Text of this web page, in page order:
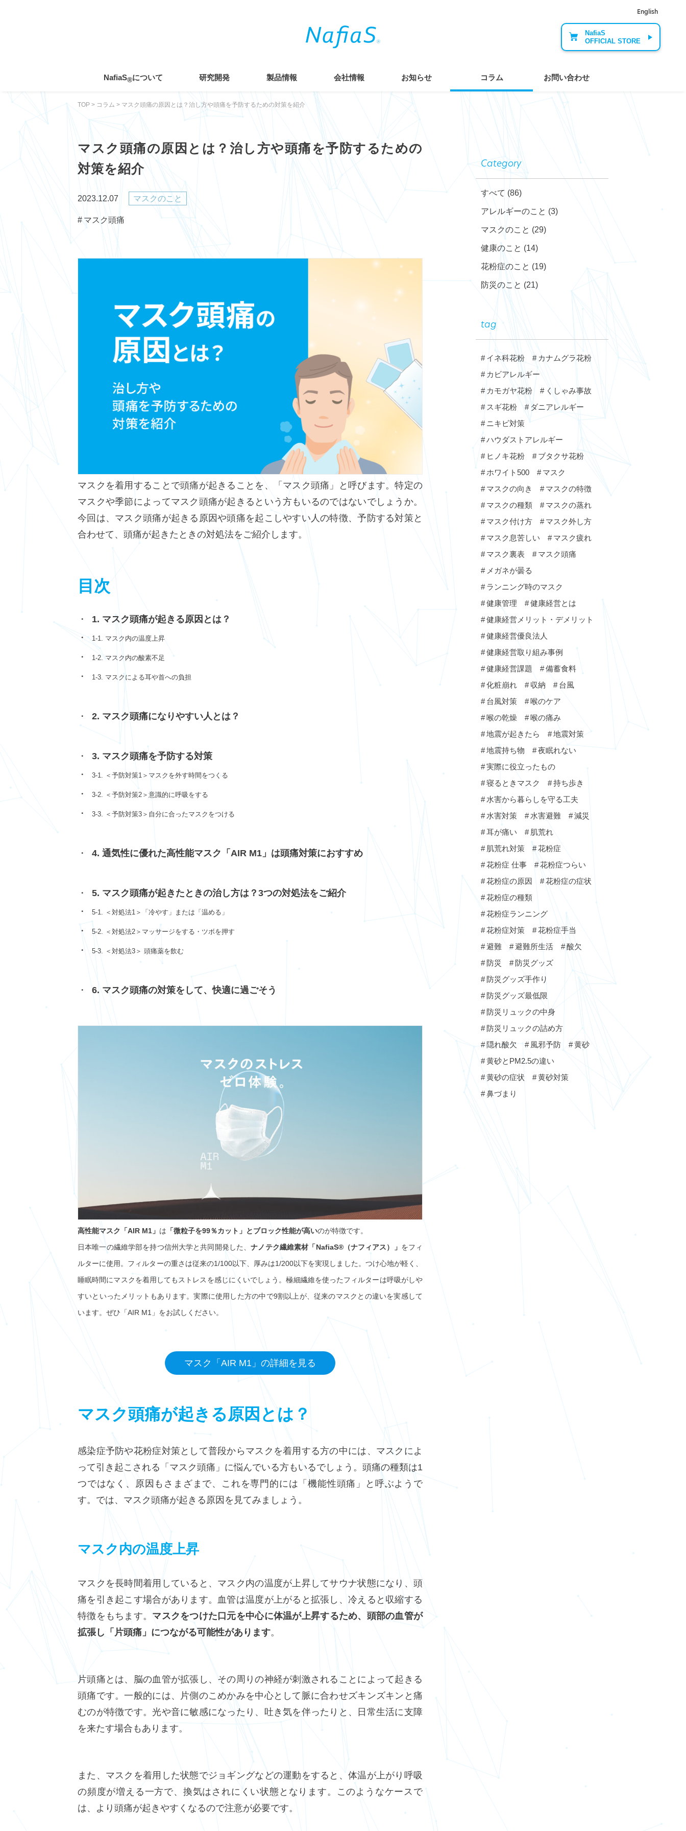
NafiaS®について 研究開発 製品情報 会社情報 お知らせ コラム お問い合わせ
English
NafiaS
OFFICIAL STORE
TOP > コラム > マスク頭痛の原因とは？治し方や頭痛を予防するための対策を紹介
Category
すべて (86)
アレルギーのこと (3)
マスクのこと (29)
健康のこと (14)
花粉症のこと (19)
防災のこと (21)
tag
イネ科花粉
カナムグラ花粉
カビアレルギー
カモガヤ花粉
くしゃみ事故
スギ花粉
ダニアレルギー
ニキビ対策
ハウダストアレルギー
ヒノキ花粉
ブタクサ花粉
ホワイト500
マスク
マスクの向き
マスクの特徴
マスクの種類
マスクの蒸れ
マスク付け方
マスク外し方
マスク息苦しい
マスク疲れ
マスク裏表
マスク頭痛
メガネが曇る
ランニング時のマスク
健康管理
健康経営とは
健康経営メリット・デメリット
健康経営優良法人
健康経営取り組み事例
健康経営課題
備蓄食料
化粧崩れ
収納
台風
台風対策
喉のケア
喉の乾燥
喉の痛み
地震が起きたら
地震対策
地震持ち物
夜眠れない
実際に役立ったもの
寝るときマスク
持ち歩き
水害から暮らしを守る工夫
水害対策
水害避難
減災
耳が痛い
肌荒れ
肌荒れ対策
花粉症
花粉症 仕事
花粉症つらい
花粉症の原因
花粉症の症状
花粉症の種類
花粉症ランニング
花粉症対策
花粉症手当
避難
避難所生活
酸欠
防災
防災グッズ
防災グッズ手作り
防災グッズ最低限
防災リュックの中身
防災リュックの詰め方
隠れ酸欠
風邪予防
黄砂
黄砂とPM2.5の違い
黄砂の症状
黄砂対策
鼻づまり
マスク頭痛の原因とは？治し方や頭痛を予防するための
対策を紹介
2023.12.07 マスクのこと
マスク頭痛
マスクを着用することで頭痛が起きることを、「マスク頭痛」と呼びます。特定の
マスクや季節によってマスク頭痛が起きるという方もいるのではないでしょうか。
今回は、マスク頭痛が起きる原因や頭痛を起こしやすい人の特徴、予防する対策と
合わせて、頭痛が起きたときの対処法をご紹介します。
目次
1. マスク頭痛が起きる原因とは？
1-1. マスク内の温度上昇
1-2. マスク内の酸素不足
1-3. マスクによる耳や首への負担
2. マスク頭痛になりやすい人とは？
3. マスク頭痛を予防する対策
3-1. ＜予防対策1＞マスクを外す時間をつくる
3-2. ＜予防対策2＞意識的に呼吸をする
3-3. ＜予防対策3＞自分に合ったマスクをつける
4. 通気性に優れた高性能マスク「AIR M1」は頭痛対策におすすめ
5. マスク頭痛が起きたときの治し方は？3つの対処法をご紹介
5-1. ＜対処法1＞「冷やす」または「温める」
5-2. ＜対処法2＞マッサージをする・ツボを押す
5-3. ＜対処法3＞ 頭痛薬を飲む
6. マスク頭痛の対策をして、快適に過ごそう
高性能マスク「AIR M1」 は 「微粒子を99％カット」とブロック性能が高いのが特徴です。
日本唯一の繊維学部を持つ信州大学と共同開発した、ナノテク繊維素材「NafiaS®（ナフィアス）」 をフィ
ルターに使用。フィルターの重さは従来の1/100以下、厚みは1/200以下を実現しました。つけ心地が軽く、
睡眠時間にマスクを着用してもストレスを感じにくいでしょう。極細繊維を使ったフィルターは呼吸がしや
すいといったメリットもあります。実際に使用した方の中で9割以上が、従来のマスクとの違いを実感して
います。ぜひ「AIR M1」をお試しください。
マスク「AIR M1」の詳細を見る
マスク頭痛が起きる原因とは？
感染症予防や花粉症対策として普段からマスクを着用する方の中には、マスクによ
って引き起こされる「マスク頭痛」に悩んでいる方もいるでしょう。頭痛の種類は1
つではなく、原因もさまざまで、これを専門的には「機能性頭痛」と呼ぶようで
す。では、マスク頭痛が起きる原因を見てみましょう。
マスク内の温度上昇
マスクを長時間着用していると、マスク内の温度が上昇してサウナ状態になり、頭
痛を引き起こす場合があります。血管は温度が上がると拡張し、冷えると収縮する
特徴をもちます。マスクをつけた口元を中心に体温が上昇するため、頭部の血管が
拡張し「片頭痛」につながる可能性があります。
片頭痛とは、脳の血管が拡張し、その周りの神経が刺激されることによって起きる
頭痛です。一般的には、片側のこめかみを中心として脈に合わせズキンズキンと痛
むのが特徴です。光や音に敏感になったり、吐き気を伴ったりと、日常生活に支障
を来たす場合もあります。
また、マスクを着用した状態でジョギングなどの運動をすると、体温が上がり呼吸
の頻度が増える一方で、換気はされにくい状態となります。このようなケースで
は、より頭痛が起きやすくなるので注意が必要です。